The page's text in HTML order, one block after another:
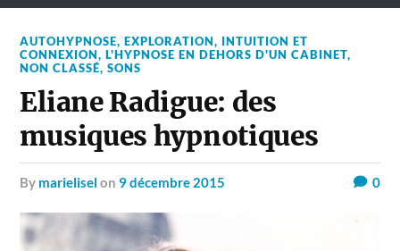
AUTOHYPNOSE,EXPLORATION, INTUITION ET
CONNEXION,L'HYPNOSE EN DEHORS D'UN CABINET,
NON CLASSÉ,SONS
Eliane Radigue: des
musiques hypnotiques
by marielisel on 9 décembre 2015 0